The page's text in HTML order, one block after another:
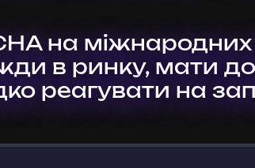
на
в ринку, мати
реагувати на